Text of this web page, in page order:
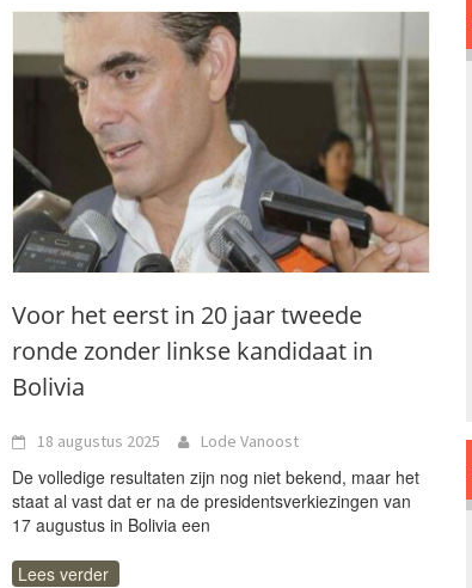
Voor het eerst in 20 jaar tweede
ronde zonder linkse kandidaat in
Bolivia
18 augustus 2025 Lode Vanoost
De volledige resultaten zijn nog niet bekend, maar het
staat al vast dat er na de presidentsverkiezingen van
17 augustus in Bolivia een
Lees verder